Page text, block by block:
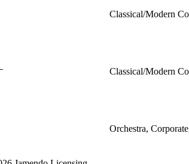
Classical/Modern
Classical/Modern
Orchestra,